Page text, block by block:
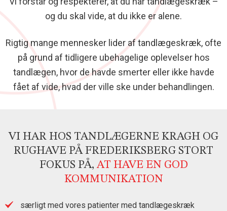
og du skal vide, at du ikke er alene.
Rigtig mange mennesker lider af tandlægeskræk, ofte
på grund af tidligere ubehagelige oplevelser hos
tandlægen, hvor de havde smerter eller ikke havde
fået af vide, hvad der ville ske under behandlingen.
VI HAR HOS TANDLÆGERNE KRAGH OG
RUGHAVE PÅ FREDERIKSBERG STORT
FOKUS PÅ,AT HAVE EN GOD
KOMMUNIKATION
særligt med vores patienter med tandlægeskræk